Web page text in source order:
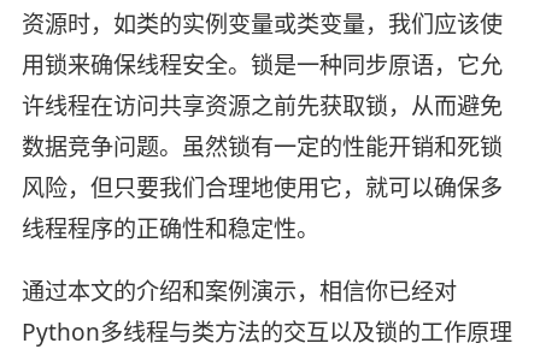
资源时，如类的实例变量或类变量，我们应该使
用锁来确保线程安全。锁是一种同步原语，它允
许线程在访问共享资源之前先获取锁，从而避免
数据竞争问题。虽然锁有一定的性能开销和死锁
风险，但只要我们合理地使用它，就可以确保多
线程程序的正确性和稳定性。
通过本文的介绍和案例演示，相信你已经对
Python多线程与类方法的交互以及锁的工作原理